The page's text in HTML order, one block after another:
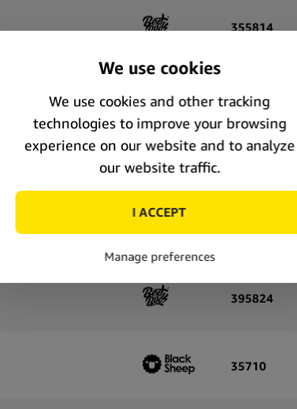
355814
355816
395824
35710